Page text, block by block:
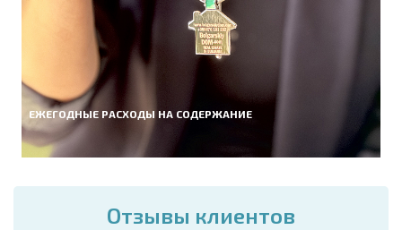
ЕЖЕГОДНЫЕ РАСХОДЫ НА СОДЕРЖАНИЕ
Отзывы клиентов